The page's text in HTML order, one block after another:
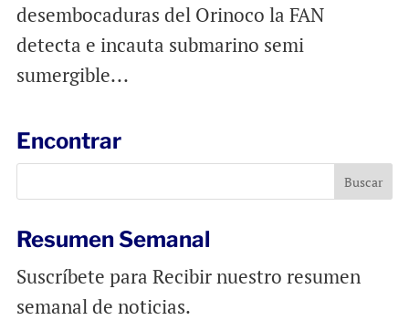
desembocaduras del Orinoco la FAN
detecta e incauta submarino semi
sumergible...
Encontrar
Resumen Semanal
Suscríbete para Recibir nuestro resumen
semanal de noticias.